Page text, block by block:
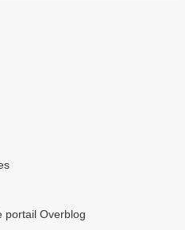
portail Overblog